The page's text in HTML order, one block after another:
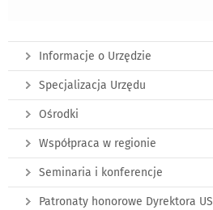
Informacje o Urzędzie
Specjalizacja Urzędu
Ośrodki
Współpraca w regionie
Seminaria i konferencje
Patronaty honorowe Dyrektora US